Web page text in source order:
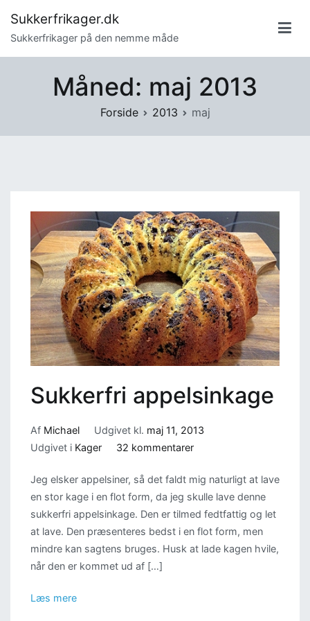
indhold
Sukkerfrikager.dk
Sukkerfrikager på den nemme måde
Måned: maj 2013
Forside 2013 maj
Sukkerfri appelsinkage
Af Michael Udgivet kl. maj 11, 2013
Udgivet i Kager 32 kommentarertil
appelsinkage
Jeg elsker appelsiner, så det faldt mig naturligt at lave
en stor kage i en flot form, da jeg skulle lave denne
sukkerfri appelsinkage. Den er tilmed fedtfattig og let
at lave. Den præsenteres bedst i en flot form, men
mindre kan sagtens bruges. Husk at lade kagen hvile,
når den er kommet ud af […]
Læs mere